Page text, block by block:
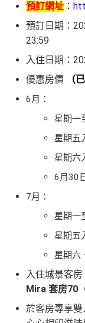
預訂網址 ：
預訂日期：
23:59
入住日期：
優惠房價 （
6月：
星期一
星期五
星期六
6月30
7月：
星期一
星期五
星期六
入住城景客房
Mira 套房70
於客房專享